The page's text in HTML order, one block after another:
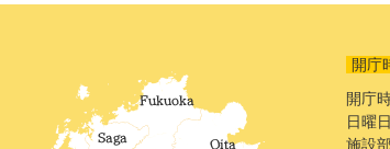
開庁
開庁
日曜
施設